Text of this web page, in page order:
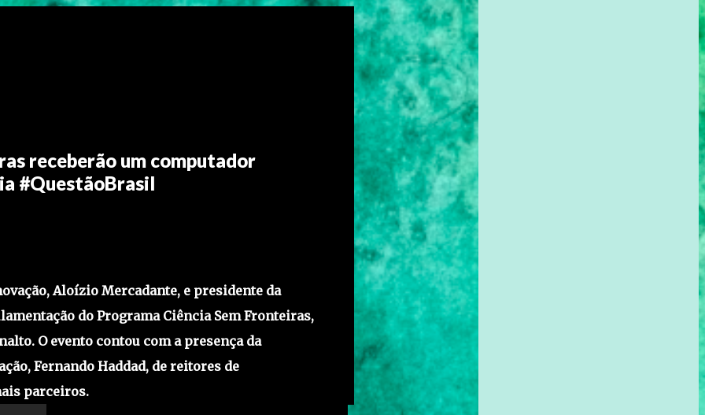
receberão um computador
#QuestãoBrasil
Aloízio Mercadante, e presidente da
do Programa Ciência Sem Fronteiras,
O evento contou com a presença da
Fernando Haddad, de reitores de
parceiros.